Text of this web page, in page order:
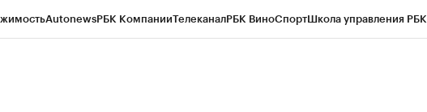
AutonewsРБК КомпанииТелеканалРБК ВиноСпортШкола управления РБК